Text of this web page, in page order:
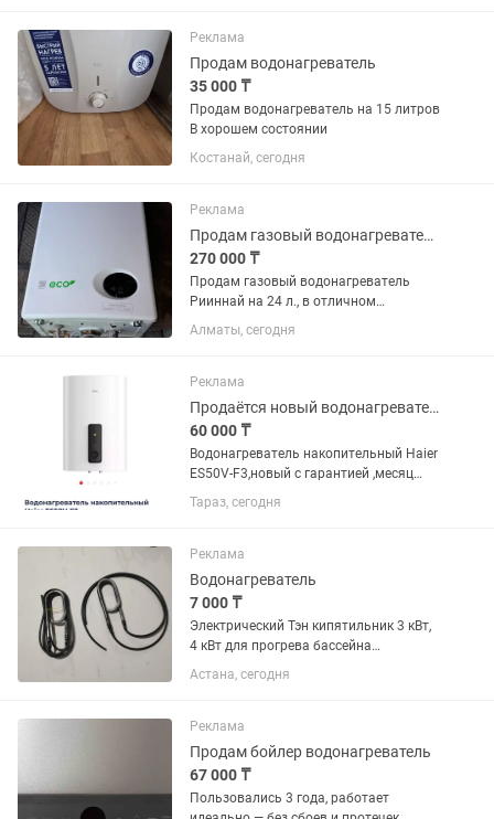
комплект. Коробка...
Реклама
Продам водонагреватель
35 000 ₸
Продам водонагреватель на 15 литров
В хорошем состоянии
Костанай, сегодня
Реклама
Продам газовый водонагреватель Риннай
270 000 ₸
Продам газовый водонагреватель
Рииннай на 24 л., в отличном
состоянии, был в использовании около
Алматы, сегодня
Реклама
Продаётся новый водонагреватель
60 000 ₸
Водонагреватель накопительный Haier
ES50V-F3,новый с гарантией ,месяц
назад купленный,не использованный, с
коробки не вынимался
Тараз, сегодня
Реклама
Водонагреватель
7 000 ₸
Электрический Тэн кипятильник 3 кВт,
4 кВт для прогрева бассейна
,металлическая трубка диаметр 13
кабель 1 метра ,производство России
наличии 3кВт,4 кВт трубка...
Астана, сегодня
Реклама
Продам бойлер водонагреватель
67 000 ₸
Пользовались 3 года, работает